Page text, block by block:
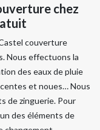
chez
couverture
Nous effectuons la
des eaux de pluie
et noues… Nous
de zinguerie. Pour
des éléments de